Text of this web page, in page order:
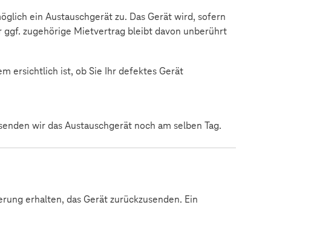
ein Austauschgerät zu. Das Gerät wird, sofern
ggf. zugehörige Mietvertrag bleibt davon unberührt
ersichtlich ist, ob Sie Ihr defektes Gerät
wir das Austauschgerät noch am selben Tag.
erhalten, das Gerät zurückzusenden. Ein